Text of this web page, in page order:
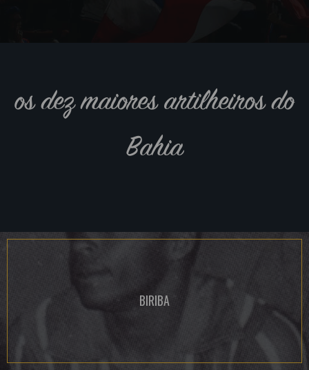
os dez maiores artilheiros do
Bahia
BIRIBA